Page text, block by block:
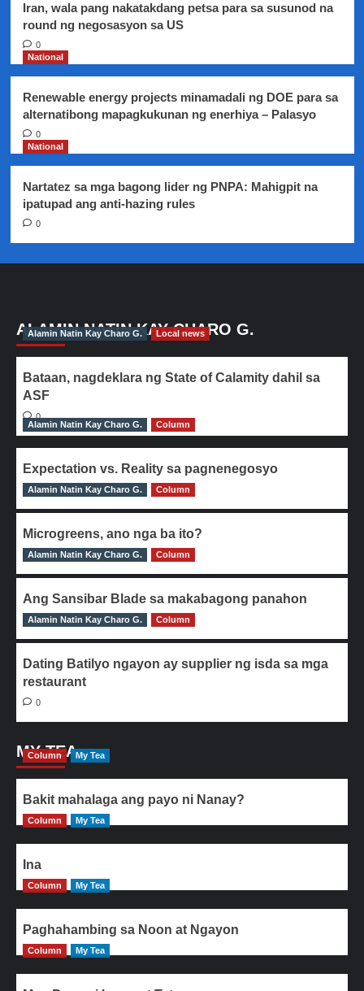
Iran, wala pang nakatakdang petsa para sa susunod na
round ng negosasyon sa US
0
National
Renewable energy projects minamadali ng DOE para sa
alternatibong mapagkukunan ng enerhiya – Palasyo
0
National
Nartatez sa mga bagong lider ng PNPA: Mahigpit na
ipatupad ang anti-hazing rules
0
ALAMIN NATIN KAY CHARO G.
Alamin Natin Kay Charo G. Local news
Bataan, nagdeklara ng State of Calamity dahil sa
ASF
0
Alamin Natin Kay Charo G.
Column
Expectation vs. Reality sa pagnenegosyo
0
Alamin Natin Kay Charo G. Column
Microgreens, ano nga ba ito?
0
Alamin Natin Kay Charo G. Column
Ang Sansibar Blade sa makabagong panahon
0
Alamin Natin Kay Charo G. Column
Dating Batilyo ngayon ay supplier ng isda sa mga
restaurant
0
MY TEA
Column My Tea
Bakit mahalaga ang payo ni Nanay?
Column My Tea
Ina
Column My Tea
Paghahambing sa Noon at Ngayon
Column My Tea